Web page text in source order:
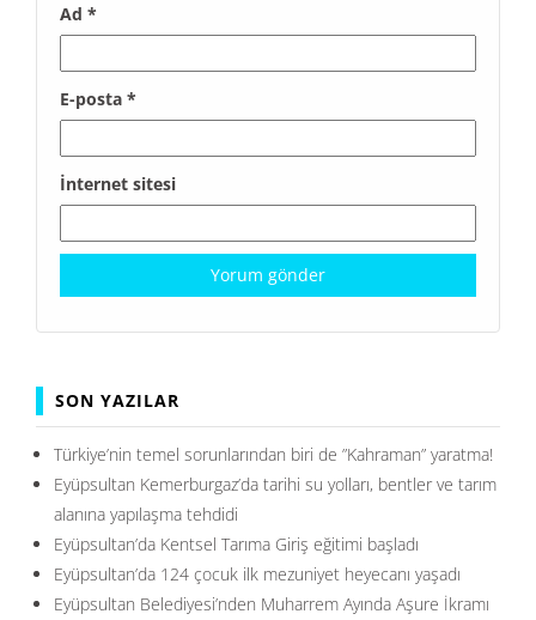
Ad *
E-posta *
İnternet sitesi
SON YAZILAR
Türkiye’nin temel sorunlarından biri de ”Kahraman” yaratma!
Eyüpsultan Kemerburgaz’da tarihi su yolları, bentler ve tarım
alanına yapılaşma tehdidi
Eyüpsultan’da Kentsel Tarıma Giriş eğitimi başladı
Eyüpsultan’da 124 çocuk ilk mezuniyet heyecanı yaşadı
Eyüpsultan Belediyesi’nden Muharrem Ayında Aşure İkramı